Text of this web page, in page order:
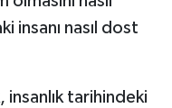
insanı nasıl dost
insanlık tarihindeki